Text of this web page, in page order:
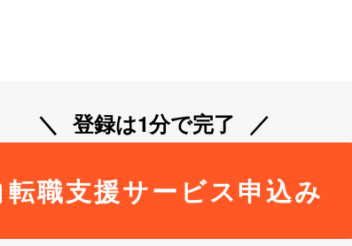
登録は1分で完了
転職支援サービス申込み